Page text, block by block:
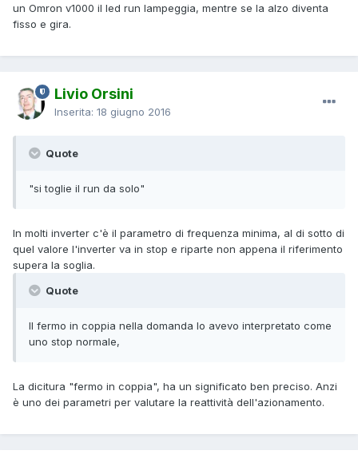
un Omron v1000 il led run lampeggia, mentre se la alzo diventa
fisso e gira.
Livio Orsini
Inserita: 18 giugno 2016
Quote
"si toglie il run da solo"
In molti inverter c'è il parametro di frequenza minima, al di sotto di
quel valore l'inverter va in stop e riparte non appena il riferimento
supera la soglia.
Quote
Il fermo in coppia nella domanda lo avevo interpretato come
uno stop normale,
La dicitura "fermo in coppia", ha un significato ben preciso. Anzi
è uno dei parametri per valutare la reattività dell'azionamento.